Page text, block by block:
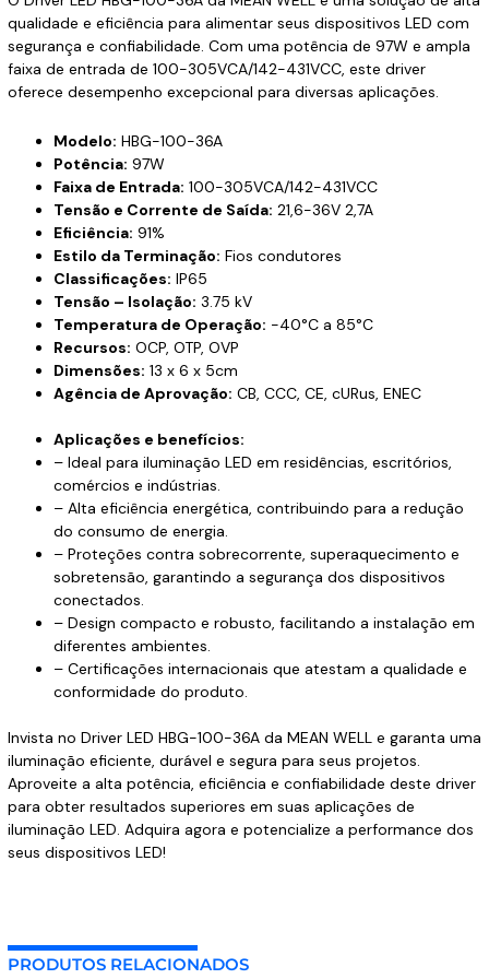
qualidade e eficiência para alimentar seus dispositivos LED com
segurança e confiabilidade. Com uma potência de 97W e ampla
faixa de entrada de 100-305VCA/142-431VCC, este driver
oferece desempenho excepcional para diversas aplicações.
Modelo: HBG-100-36A
Potência: 97W
Faixa de Entrada: 100-305VCA/142-431VCC
Tensão e Corrente de Saída: 21,6-36V 2,7A
Eficiência: 91%
Estilo da Terminação: Fios condutores
Classificações: IP65
Tensão – Isolação: 3.75 kV
Temperatura de Operação: -40°C a 85°C
Recursos: OCP, OTP, OVP
Dimensões: 13 x 6 x 5cm
Agência de Aprovação: CB, CCC, CE, cURus, ENEC
Aplicações e benefícios:
– Ideal para iluminação LED em residências, escritórios,
comércios e indústrias.
– Alta eficiência energética, contribuindo para a redução
do consumo de energia.
– Proteções contra sobrecorrente, superaquecimento e
sobretensão, garantindo a segurança dos dispositivos
conectados.
– Design compacto e robusto, facilitando a instalação em
diferentes ambientes.
– Certificações internacionais que atestam a qualidade e
conformidade do produto.
Invista no Driver LED HBG-100-36A da MEAN WELL e garanta uma
iluminação eficiente, durável e segura para seus projetos.
Aproveite a alta potência, eficiência e confiabilidade deste driver
para obter resultados superiores em suas aplicações de
iluminação LED. Adquira agora e potencialize a performance dos
seus dispositivos LED!
PRODUTOS RELACIONADOS